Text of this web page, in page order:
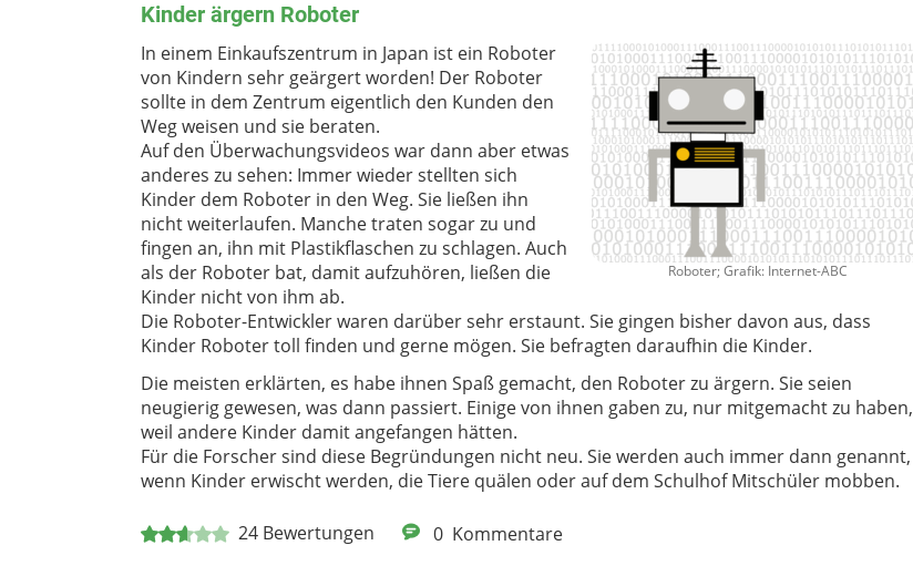
Kinder ärgern Roboter
Roboter; Grafik: Internet-ABC
In einem Einkaufszentrum in Japan ist ein Roboter
von Kindern sehr geärgert worden! Der Roboter
sollte in dem Zentrum eigentlich den Kunden den
Weg weisen und sie beraten.
Auf den Überwachungsvideos war dann aber etwas
anderes zu sehen: Immer wieder stellten sich
Kinder dem Roboter in den Weg. Sie ließen ihn
nicht weiterlaufen. Manche traten sogar zu und
fingen an, ihn mit Plastikflaschen zu schlagen. Auch
als der Roboter bat, damit aufzuhören, ließen die
Kinder nicht von ihm ab.
Die Roboter-Entwickler waren darüber sehr erstaunt. Sie gingen bisher davon aus, dass
Kinder Roboter toll finden und gerne mögen. Sie befragten daraufhin die Kinder.
Die meisten erklärten, es habe ihnen Spaß gemacht, den Roboter zu ärgern. Sie seien
neugierig gewesen, was dann passiert. Einige von ihnen gaben zu, nur mitgemacht zu haben,
weil andere Kinder damit angefangen hätten.
Für die Forscher sind diese Begründungen nicht neu. Sie werden auch immer dann genannt,
wenn Kinder erwischt werden, die Tiere quälen oder auf dem Schulhof Mitschüler mobben.
24 Bewertungen 0 Kommentare